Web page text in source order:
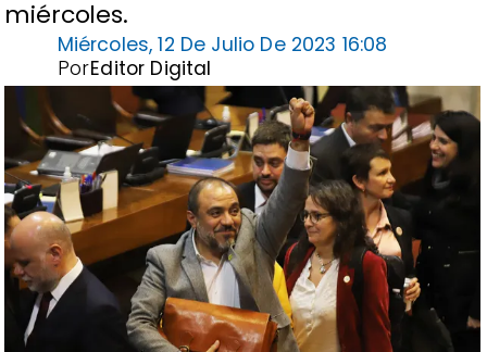
miércoles.
Miércoles, 12 De Julio De 2023 16:08
Editor Digital
Por